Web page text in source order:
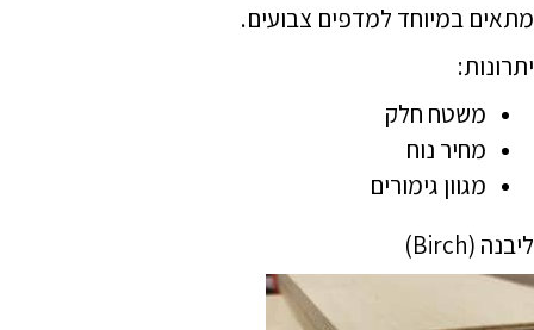
מתאים במיוחד למדפים צבועים.
יתרונות:
משטח חלק
מחיר נוח
מגוון גימורים
ליבנה (Birch)